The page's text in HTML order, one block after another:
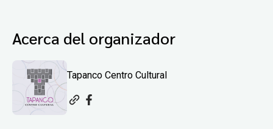
Acerca del organizador
Tapanco Centro Cultural